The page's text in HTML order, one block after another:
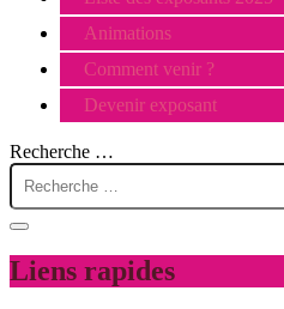
Animations
Comment venir ?
Devenir exposant
Recherche …
Liens rapides